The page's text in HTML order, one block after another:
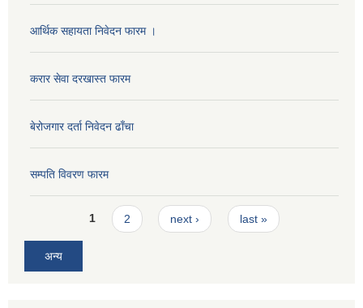
आर्थिक सहायता निवेदन फारम ।
करार सेवा दरखास्त फारम
बेरोजगार दर्ता निवेदन ढाँचा
सम्पति विवरण फारम
Pages1 2 next › last »
अन्य